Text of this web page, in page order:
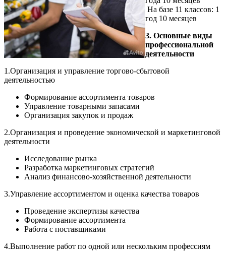
На базе 11 классов: 1
год 10 месяцев
3. Основные виды
профессиональной
деятельности
1.Организация и управление торгово-сбытовой
деятельностью
Формирование ассортимента товаров
Управление товарными запасами
Организация закупок и продаж
2.Организация и проведение экономической и маркетинговой
деятельности
Исследование рынка
Разработка маркетинговых стратегий
Анализ финансово-хозяйственной деятельности
3.Управление ассортиментом и оценка качества товаров
Проведение экспертизы качества
Формирование ассортимента
Работа с поставщиками
4.Выполнение работ по одной или нескольким профессиям